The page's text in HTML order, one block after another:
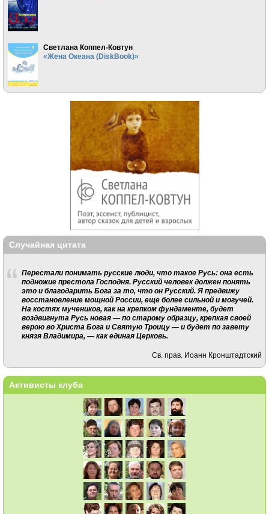
Светлана Коппел-Ковтун
«Жена Океана (DiskBook)»
Случайная цитата
Перестали понимать русские люди, что такое Русь: она есть
подножие престола Господня. Русский человек должен понять
это и благодарить Бога за то, что он Русский. Я предвижу
восстановление мощной России, еще более сильной и могучей.
На костях мучеников, как на крепком фундаменте, будет
воздвигнута Русь новая — по старому образцу, крепкая своей
верою во Христа Бога и Святую Троицу — и будет по завету
князя Владимира, — как единая Церковь.
Св. прав. Иоанн Кронштадтский
Активисты клуба